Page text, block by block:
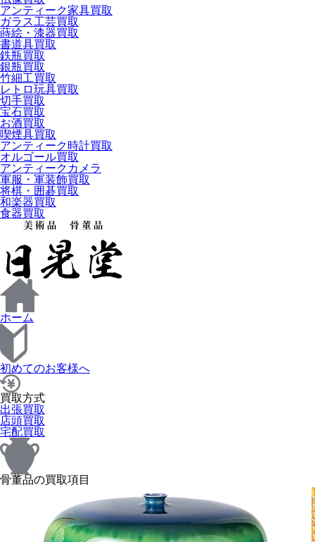
アンティーク家具買取
ガラス工芸買取
蒔絵・漆器買取
書道具買取
鉄瓶買取
銀瓶買取
竹細工買取
レトロ玩具買取
切手買取
宝石買取
お酒買取
喫煙具買取
アンティーク時計買取
オルゴール買取
アンティークカメラ
軍服・軍装飾買取
将棋・囲碁買取
和楽器買取
食器買取
ホーム
初めてのお客様へ
買取方式
出張買取
店頭買取
宅配買取
骨董品の買取項目